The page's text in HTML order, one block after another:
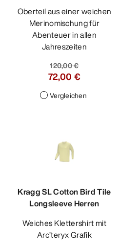
Oberteil aus einer weichen
Merinomischung für
Abenteuer in allen
Jahreszeiten
120,00 €
72,00 €
Vergleichen
Kragg SL Cotton Bird Tile
Longsleeve Herren
Weiches Klettershirt mit
Arc’teryx Grafik